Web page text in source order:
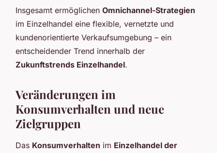
Insgesamt ermöglichen Omnichannel-Strategien
im Einzelhandel eine flexible, vernetzte und
kundenorientierte Verkaufsumgebung – ein
entscheidender Trend innerhalb der
Zukunftstrends Einzelhandel.
Veränderungen im
Konsumverhalten und neue
Zielgruppen
Das Konsumverhalten im Einzelhandel der